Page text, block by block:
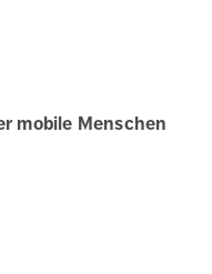
mobile Menschen